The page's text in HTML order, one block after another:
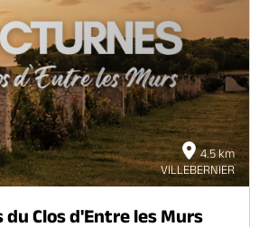
4.5 km
VILLEBERNIER
du Clos d'Entre les Murs